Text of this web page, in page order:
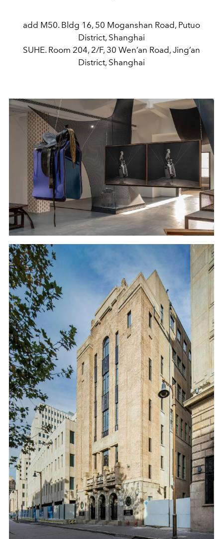
add M50. Bldg 16, 50 Moganshan Road, Putuo
District, Shanghai
SUHE. Room 204, 2/F, 30 Wen’an Road, Jing’an
District, Shanghai